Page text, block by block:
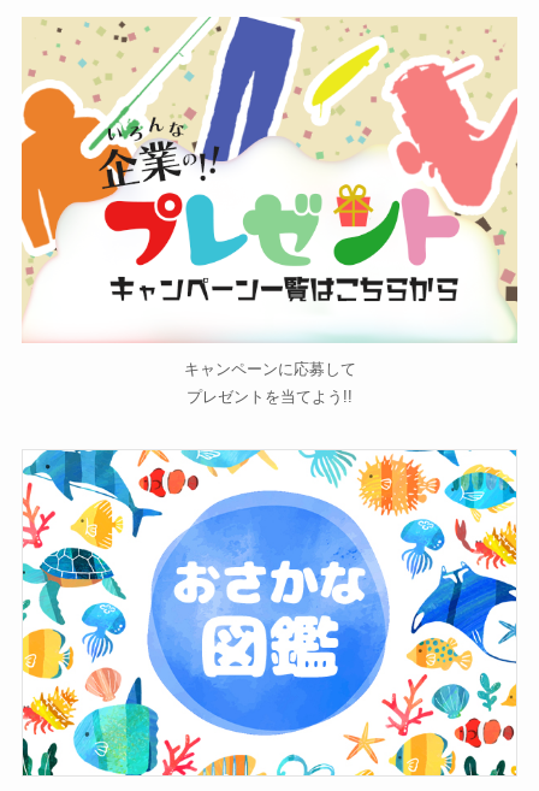
キャンペーンに応募して
プレゼントを当てよう!!